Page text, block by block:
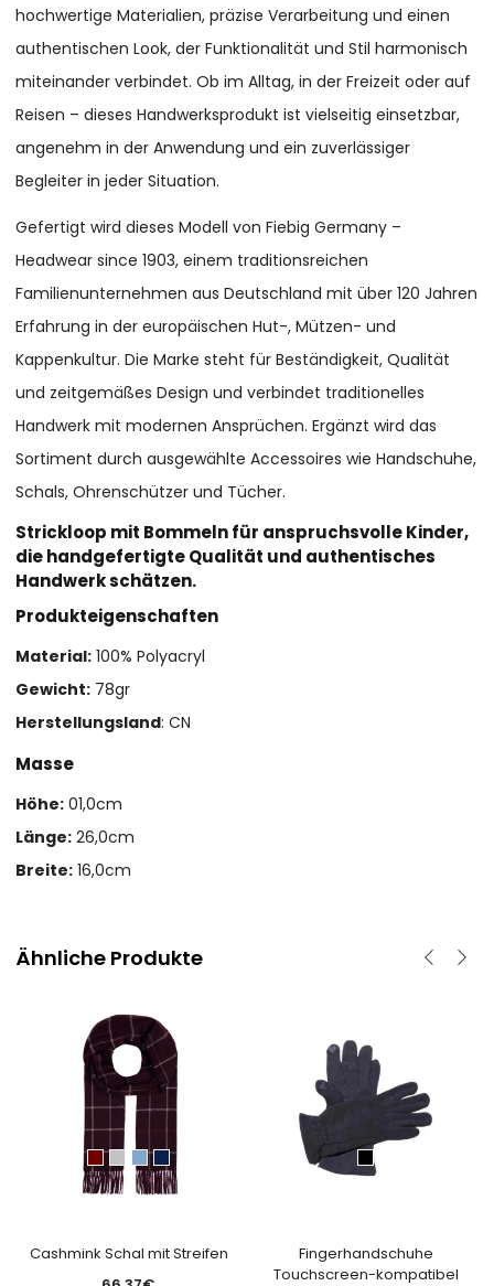
hochwertige Materialien, präzise Verarbeitung und einen
authentischen Look, der Funktionalität und Stil harmonisch
miteinander verbindet. Ob im Alltag, in der Freizeit oder auf
Reisen – dieses Handwerksprodukt ist vielseitig einsetzbar,
angenehm in der Anwendung und ein zuverlässiger
Begleiter in jeder Situation.
Gefertigt wird dieses Modell von Fiebig Germany –
Headwear since 1903, einem traditionsreichen
Familienunternehmen aus Deutschland mit über 120 Jahren
Erfahrung in der europäischen Hut-, Mützen- und
Kappenkultur. Die Marke steht für Beständigkeit, Qualität
und zeitgemäßes Design und verbindet traditionelles
Handwerk mit modernen Ansprüchen. Ergänzt wird das
Sortiment durch ausgewählte Accessoires wie Handschuhe,
Schals, Ohrenschützer und Tücher.
Strickloop mit Bommeln für anspruchsvolle Kinder,
die handgefertigte Qualität und authentisches
Handwerk schätzen.
Produkteigenschaften
Material: 100% Polyacryl
Gewicht: 78gr
Herstellungsland: CN
Masse
Höhe: 01,0cm
Länge: 26,0cm
Breite: 16,0cm
Ähnliche Produkte
Cashmink Schal mit Streifen
Fingerhandschuhe
Touchscreen-kompatibel